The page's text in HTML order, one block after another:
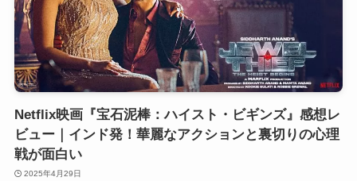
Netflix映画『宝石泥棒：ハイスト・ビギンズ』感想レ
ビュー｜インド発！華麗なアクションと裏切りの心理
戦が面白い
2025年4月29日